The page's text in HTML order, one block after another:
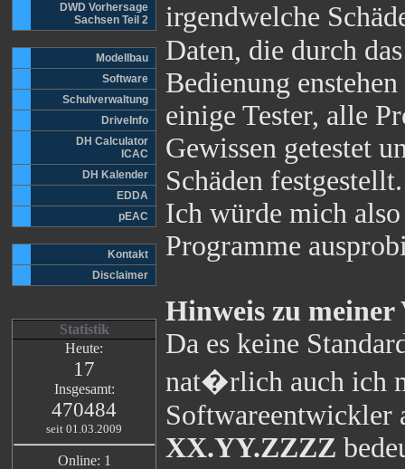
DWD Vorhersage
Sachsen Teil 2
Modellbau
Software
Schulverwaltung
DriveInfo
DH Calculator
ICAC
DH Kalender
EDDA
pEAC
Kontakt
Disclaimer
Statistik
Heute:
17
Insgesamt:
470484
seit 01.03.2009
Online: 1
irgendwelche
Daten, die durch
Bedienung
einige Tester, alle
Gewissen getestet
Schäden festgestellt.
Ich würde mich
Programme
Hinweis zu
Da es keine
nat�rlich auch ich
Softwareentwickler
XX.YY.ZZZZ